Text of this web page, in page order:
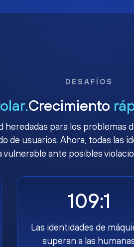
DESAFÍOS
Crecimiento
para los problemas
de usuarios. Ahora, todas las
vulnerable ante posibles
109:1
Las identidades de
superan a las